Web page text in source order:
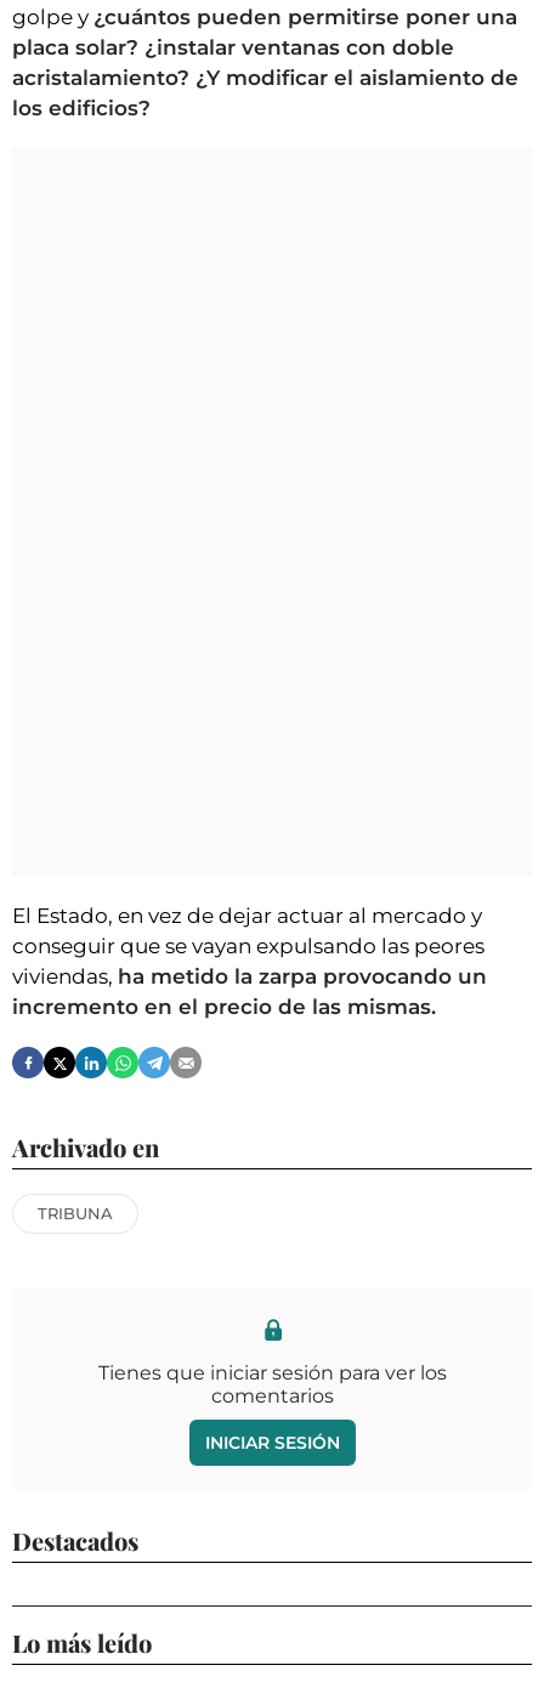
golpe y ¿cuántos pueden permitirse poner una
placa solar? ¿instalar ventanas con doble
acristalamiento? ¿Y modificar el aislamiento de
los edificios?
El Estado, en vez de dejar actuar al mercado y
conseguir que se vayan expulsando las peores
viviendas, ha metido la zarpa provocando un
incremento en el precio de las mismas.
Archivado en
TRIBUNA
Tienes que iniciar sesión para ver los
comentarios
INICIAR SESIÓN
Destacados
Lo más leído